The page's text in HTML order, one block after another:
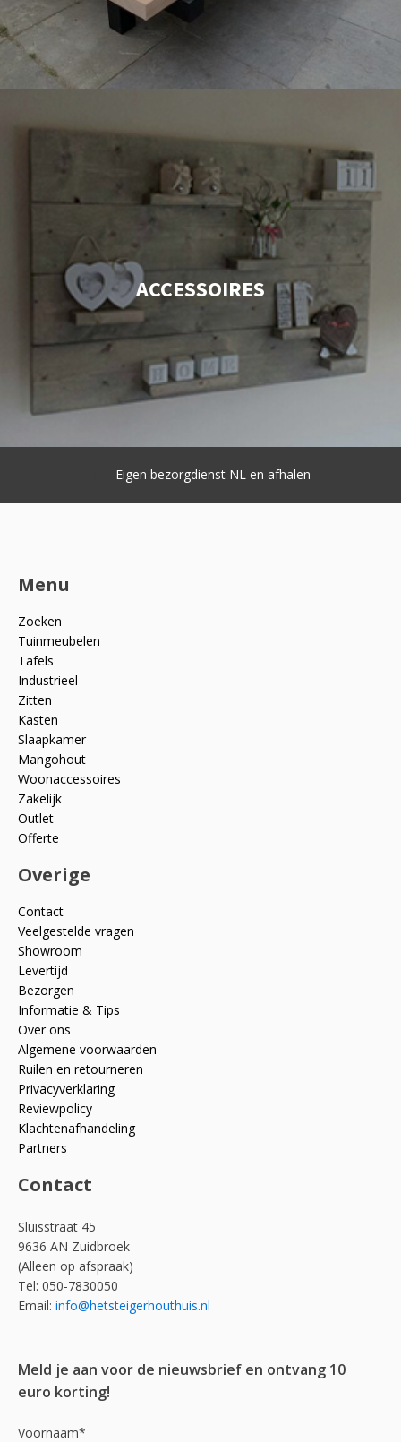
ACCESSOIRES
Eigen bezorgdienst NL en afhalen
Menu
Zoeken
Tuinmeubelen
Tafels
Industrieel
Zitten
Kasten
Slaapkamer
Mangohout
Woonaccessoires
Zakelijk
Outlet
Offerte
Overige
Contact
Veelgestelde vragen
Showroom
Levertijd
Bezorgen
Informatie & Tips
Over ons
Algemene voorwaarden
Ruilen en retourneren
Privacyverklaring
Reviewpolicy
Klachtenafhandeling
Partners
Contact
Sluisstraat 45
9636 AN Zuidbroek
(Alleen op afspraak)
Tel: 050-7830050
Email: info@hetsteigerhouthuis.nl
Meld je aan voor de nieuwsbrief en ontvang 10
euro korting!
Voornaam*